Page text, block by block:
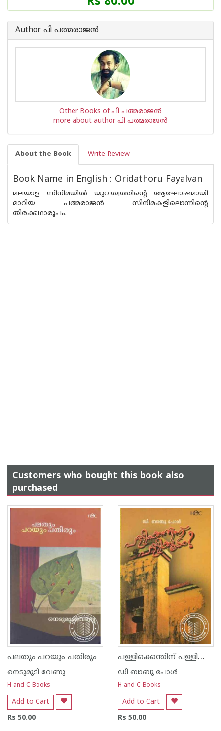
of
Book
Author പി പത്മരാജന്‍
Other Books of പി പത്മരാജന്‍
more about author പി പത്മരാജന്‍
About the Book Write Review
Book Name in English : Oridathoru Fayalvan
മലയാള സിനിമയില്‍ യുവത്വത്തിന്റെ ആഘോഷമായി
മാറിയ പത്മരാജന്‍ സിനിമകളിലൊന്നിന്റെ
തിരക്കഥാരൂപം.
Customers who bought this book also
purchased
പലതും പറയും പതിരും
നെടുമുടി വേണു
H and C Books
Add to Cart
Rs 50.00
പള്ളിക്കെന്തിന്‌ പള്ളിക്കൂടം
ഡി ബാബു പോള്‍
H and C Books
Add to Cart
Rs 50.00